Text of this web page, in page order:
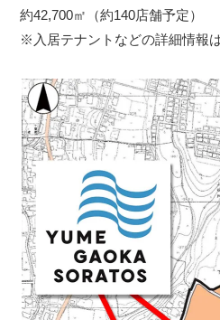
約42,700㎡（約140店舗予定）
※入居テナントなどの詳細情報